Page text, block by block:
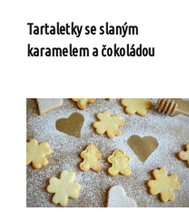
Tartaletky se slaným
karamelem a čokoládou